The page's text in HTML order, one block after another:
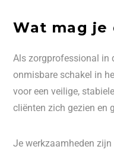
Wat mag je
Als zorgprofessional in
onmisbare schakel in
voor een veilige,
cliënten zich gezien en
Je werkzaamheden